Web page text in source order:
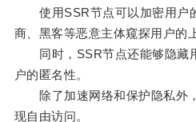
使用SSR节点可以加密用户
商、黑客等恶意主体窥探用户的
同时，SSR节点还能够隐藏
户的匿名性。
除了加速网络和保护隐私外
现自由访问。